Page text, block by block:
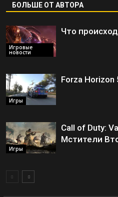
БОЛЬШЕ ОТ АВТОРА
Игровые
новости
Что
Игры
Forza
Игры
Call of Duty:
Мстители